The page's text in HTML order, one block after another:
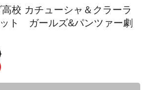
校 カチューシャ＆クラーラ
ト ガールズ&パンツァー劇